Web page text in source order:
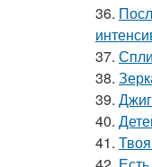
36.
37.
38.
39.
40.
41.